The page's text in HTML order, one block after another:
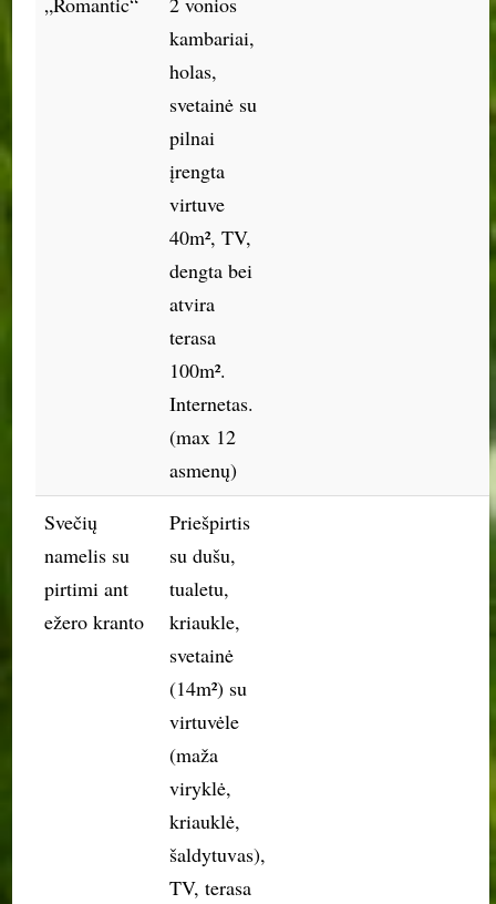
kambariai,
holas,
svetainė su
pilnai
įrengta
virtuve
40m², TV,
dengta bei
atvira
terasa
100m².
Internetas.
(max 12
asmenų)
Svečių
namelis su
pirtimi ant
ežero kranto
Priešpirtis
su dušu,
tualetu,
kriaukle,
svetainė
(14m²) su
virtuvėle
(maža
viryklė,
kriauklė,
šaldytuvas),
TV, terasa